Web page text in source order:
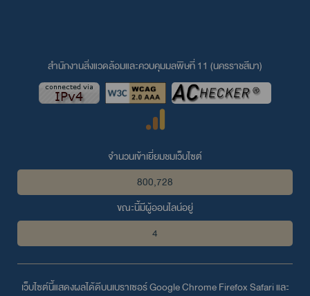
สำนักงานสิ่งแวดล้อมและควบคุมมลพิษที่ 11 (นครราชสีมา)
จำนวนเข้าเยี่ยมชมเว็บไซต์
800,728
ขณะนี้มีผู้ออนไลน์อยู่
4
เว็บไซต์นี้แสดงผลได้ดีบนเบราเซอร์Google ChromeFirefoxSafariและ